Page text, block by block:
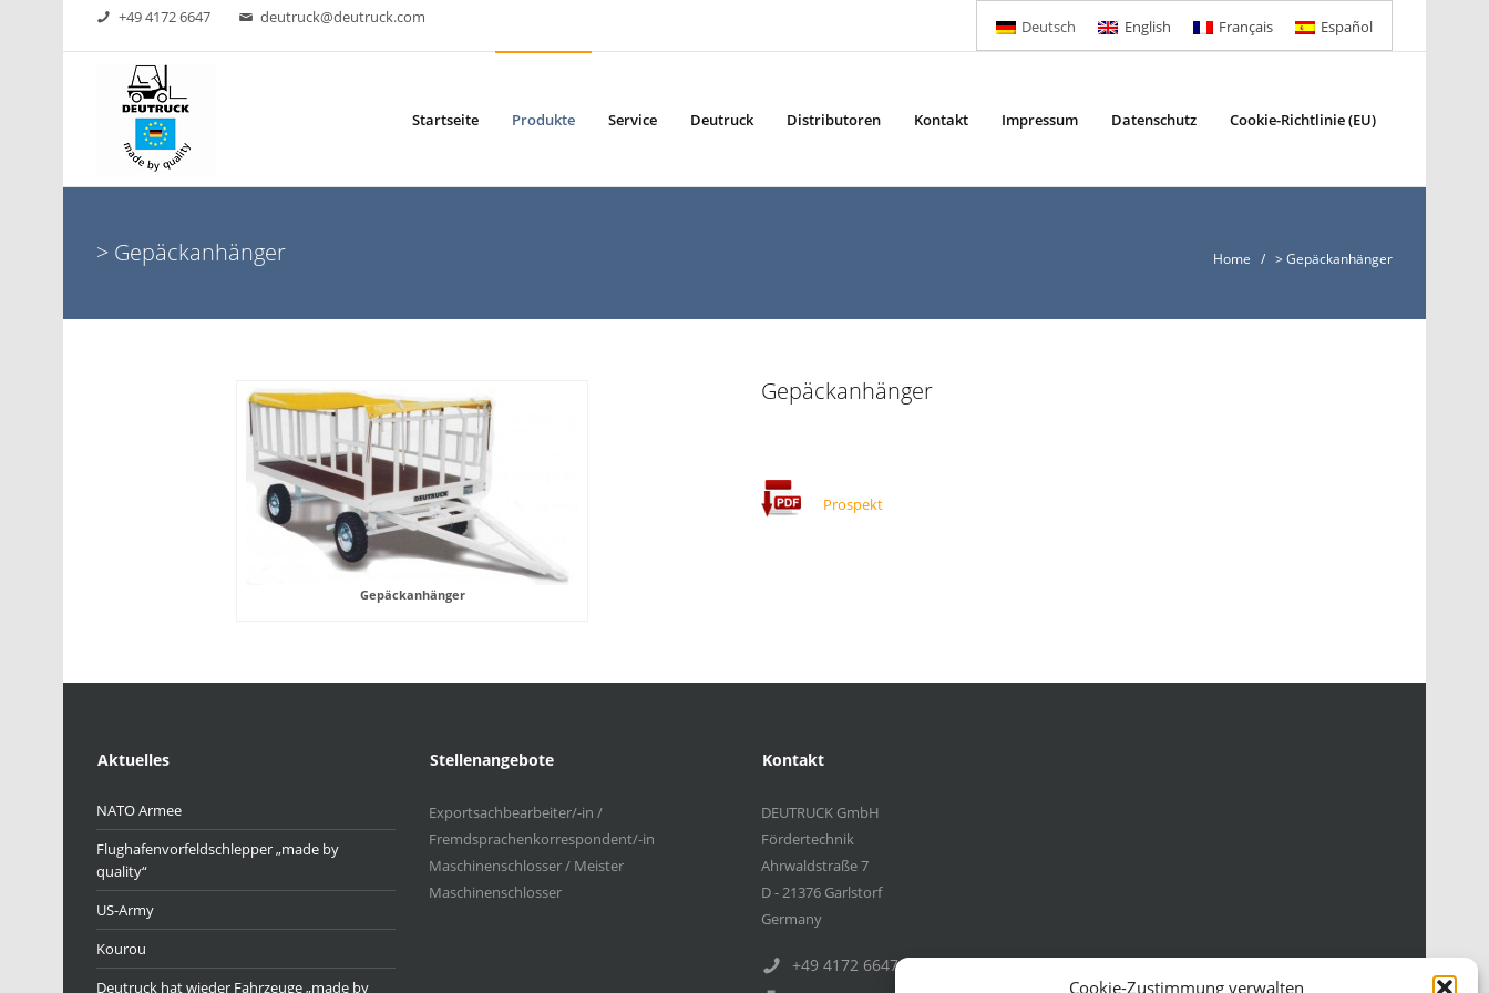
Cookie-Zustimmung verwalten
+49 4172 6647 deutruck@deutruck.com
Deutsch English Français Español
Startseite Produkte Service Deutruck Distributoren Kontakt Impressum Datenschutz Cookie-Richtlinie (EU)
> Gepäckanhänger Home / > Gepäckanhänger
Gepäckanhänger
Gepäckanhänger
Prospekt
Aktuelles
NATO Armee
Flughafenvorfeldschlepper „made by
quality“
US-Army
Kourou
Deutruck hat wieder Fahrzeuge „made by
Stellenangebote
Exportsachbearbeiter/-in /
Fremdsprachenkorrespondent/-in
Maschinenschlosser / Meister
Maschinenschlosser
Kontakt
DEUTRUCK GmbH
Fördertechnik
Ahrwaldstraße 7
D - 21376 Garlstorf
Germany
+49 4172 6647